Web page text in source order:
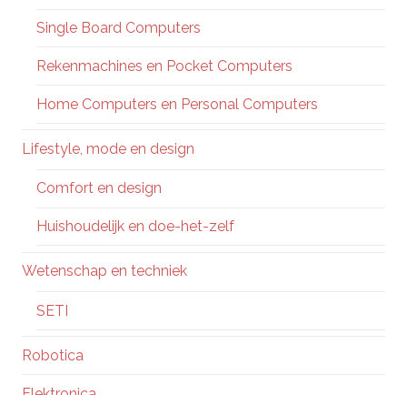
Single Board Computers
Rekenmachines en Pocket Computers
Home Computers en Personal Computers
Lifestyle, mode en design
Comfort en design
Huishoudelijk en doe-het-zelf
Wetenschap en techniek
SETI
Robotica